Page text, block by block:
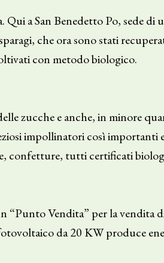
a San Benedetto Po, sede di
che ora sono stati
con metodo biologico.
zucche e anche, in minore
impollinatori così importanti
confetture, tutti certificati
“Punto Vendita” per la
da 20 KW produce